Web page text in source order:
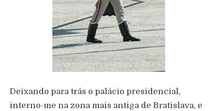
Deixando para trás o palácio presidencial,
interno-me na zona mais antiga de Bratislava, e